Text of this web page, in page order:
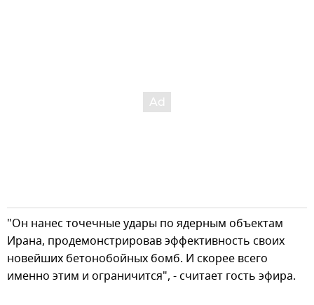
"Он нанес точечные удары по ядерным объектам
Ирана, продемонстрировав эффективность своих
новейших бетонобойных бомб. И скорее всего
именно этим и ограничится", - считает гость эфира.